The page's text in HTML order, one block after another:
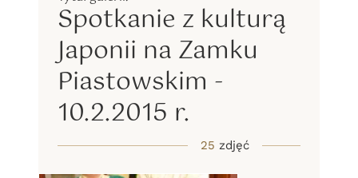
Spotkanie z kulturą
Japonii na Zamku
Piastowskim -
10.2.2015 r.
25 zdjęć